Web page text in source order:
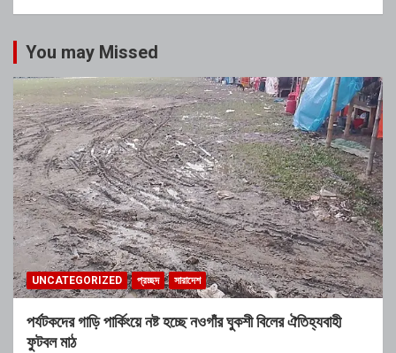
You may Missed
UNCATEGORIZED প্রচ্ছদ সারাদেশ
পর্যটকদের গাড়ি পার্কিংয়ে নষ্ট হচ্ছে নওগাঁর ঘুকশী বিলের ঐতিহ্যবাহী
ফুটবল মাঠ